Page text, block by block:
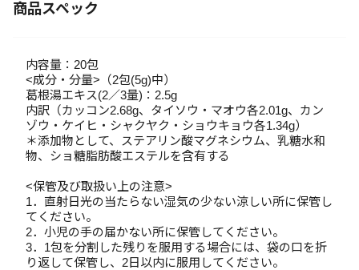
商品スペック
内容量：20包
<成分・分量>（2包(5g)中）
葛根湯エキス(2／3量)：2.5g
内訳（カッコン2.68g、タイソウ・マオウ各2.01g、カン
ゾウ・ケイヒ・シャクヤク・ショウキョウ各1.34g）
＊添加物として、ステアリン酸マグネシウム、乳糖水和
物、ショ糖脂肪酸エステルを含有する
<保管及び取扱い上の注意>
1．直射日光の当たらない湿気の少ない涼しい所に保管し
てください。
2．小児の手の届かない所に保管してください。
3．1包を分割した残りを服用する場合には、袋の口を折
り返して保管し、2日以内に服用してください。